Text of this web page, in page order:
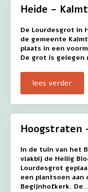
Heide –
De Lourdesgrot in
de gemeente
plaats in een
De grot is
lees verder
Hoogstraten
In de tuin van het
vlakbij de Heilig
Lourdesgrot
een plantsoen
Begijnhofkerk.